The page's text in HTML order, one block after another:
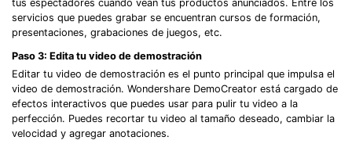
tus espectadores cuando vean tus productos anunciados. Entre los
servicios que puedes grabar se encuentran cursos de formación,
presentaciones, grabaciones de juegos, etc.
Paso 3: Edita tu video de demostración
Editar tu video de demostración es el punto principal que impulsa el
video de demostración. Wondershare DemoCreator está cargado de
efectos interactivos que puedes usar para pulir tu video a la
perfección. Puedes recortar tu video al tamaño deseado, cambiar la
velocidad y agregar anotaciones.